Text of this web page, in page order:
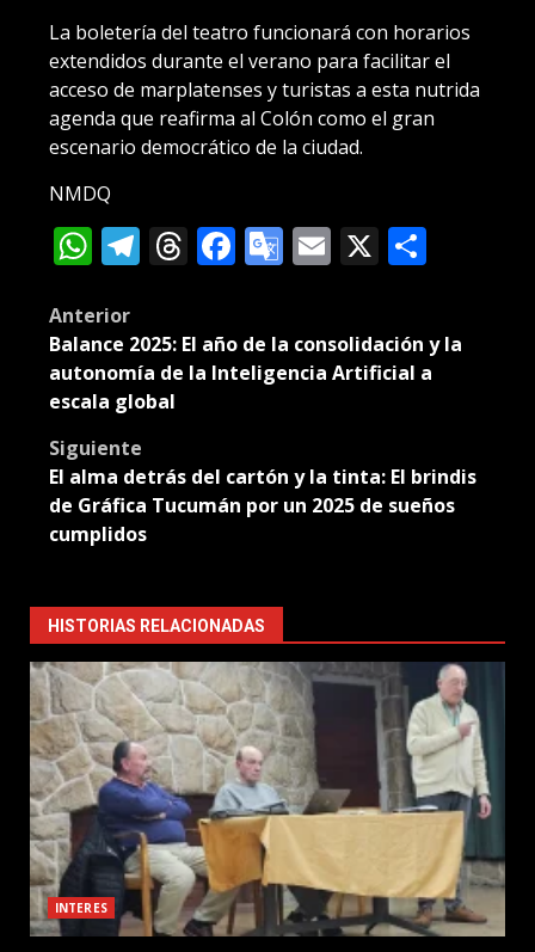
La boletería del teatro funcionará con horarios
extendidos durante el verano para facilitar el
acceso de marplatenses y turistas a esta nutrida
agenda que reafirma al Colón como el gran
escenario democrático de la ciudad.
NMDQ
WhatsApp
Telegram
Threads
Facebook
Google
Translate
Email
X
Post
navigation
Anterior
Balance 2025: El año de la consolidación y la
autonomía de la Inteligencia Artificial a
escala global
Siguiente
El alma detrás del cartón y la tinta: El brindis
de Gráfica Tucumán por un 2025 de sueños
cumplidos
HISTORIAS RELACIONADAS
INTERES